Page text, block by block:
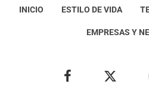
INICIO ESTILO DE VIDA
EMPRESAS Y